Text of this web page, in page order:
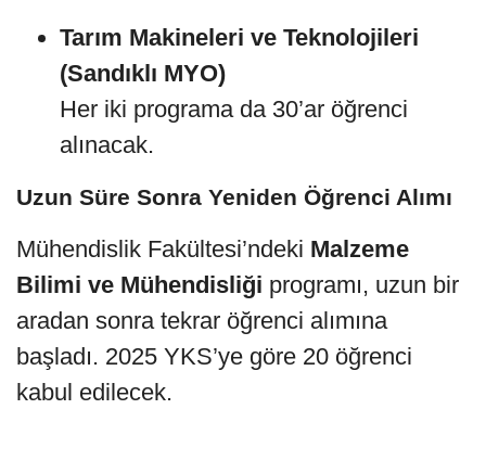
Tarım Makineleri ve Teknolojileri
(Sandıklı MYO)
Her iki programa da 30’ar öğrenci
alınacak.
Uzun Süre Sonra Yeniden Öğrenci Alımı
Mühendislik Fakültesi’ndeki Malzeme
Bilimi ve Mühendisliği programı, uzun bir
aradan sonra tekrar öğrenci alımına
başladı. 2025 YKS’ye göre 20 öğrenci
kabul edilecek.